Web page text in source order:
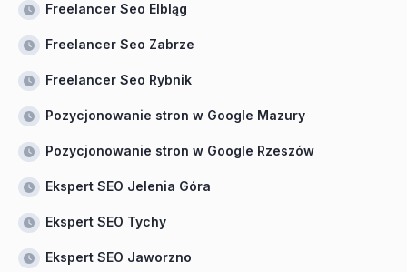
Freelancer Seo Elbląg
Freelancer Seo Zabrze
Freelancer Seo Rybnik
Pozycjonowanie stron w Google Mazury
Pozycjonowanie stron w Google Rzeszów
Ekspert SEO Jelenia Góra
Ekspert SEO Tychy
Ekspert SEO Jaworzno